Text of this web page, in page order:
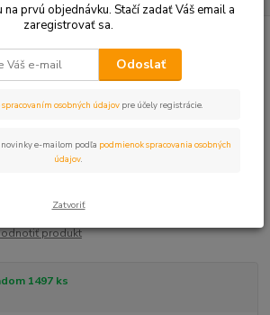
kus 20x1/2" VONZ HOBBY
2" VONZ HOBBY
produkt
1497 ks
prvú objednávku. Stačí zadať Váš email a
zaregistrovať sa.
Odoslať
spracovaním osobných údajov pre účely registrácie.
e-mailom podľa podmienok spracovania osobných
údajov
Zatvoriť